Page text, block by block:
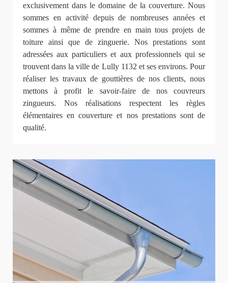
exclusivement dans le domaine de la couverture. Nous
sommes en activité depuis de nombreuses années et
sommes à même de prendre en main tous projets de
toiture ainsi que de zinguerie. Nos prestations sont
adressées aux particuliers et aux professionnels qui se
trouvent dans la ville de Lully 1132 et ses environs. Pour
réaliser les travaux de gouttières de nos clients, nous
mettons à profit le savoir-faire de nos couvreurs
zingueurs. Nos réalisations respectent les règles
élémentaires en couverture et nos prestations sont de
qualité.